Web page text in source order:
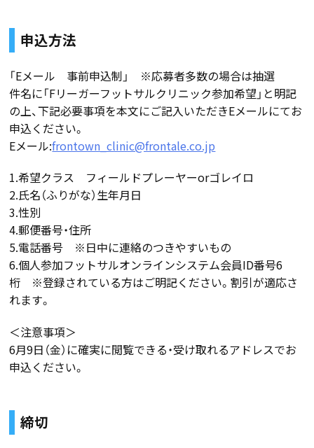
申込方法
「Eメール 事前申込制」 ※応募者多数の場合は抽選
件名に「Fリーガーフットサルクリニック参加希望」と明記
の上、下記必要事項を本文にご記入いただきEメールにてお
申込ください。
Eメール:frontown_clinic@frontale.co.jp
1.希望クラス フィールドプレーヤーorゴレイロ
2.氏名（ふりがな）生年月日
3.性別
4.郵便番号・住所
5.電話番号 ※日中に連絡のつきやすいもの
6.個人参加フットサルオンラインシステム会員ID番号6
桁 ※登録されている方はご明記ください。割引が適応さ
れます。
＜注意事項＞
6月9日（金）に確実に閲覧できる・受け取れるアドレスでお
申込ください。
締切